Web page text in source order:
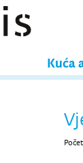
Kuća